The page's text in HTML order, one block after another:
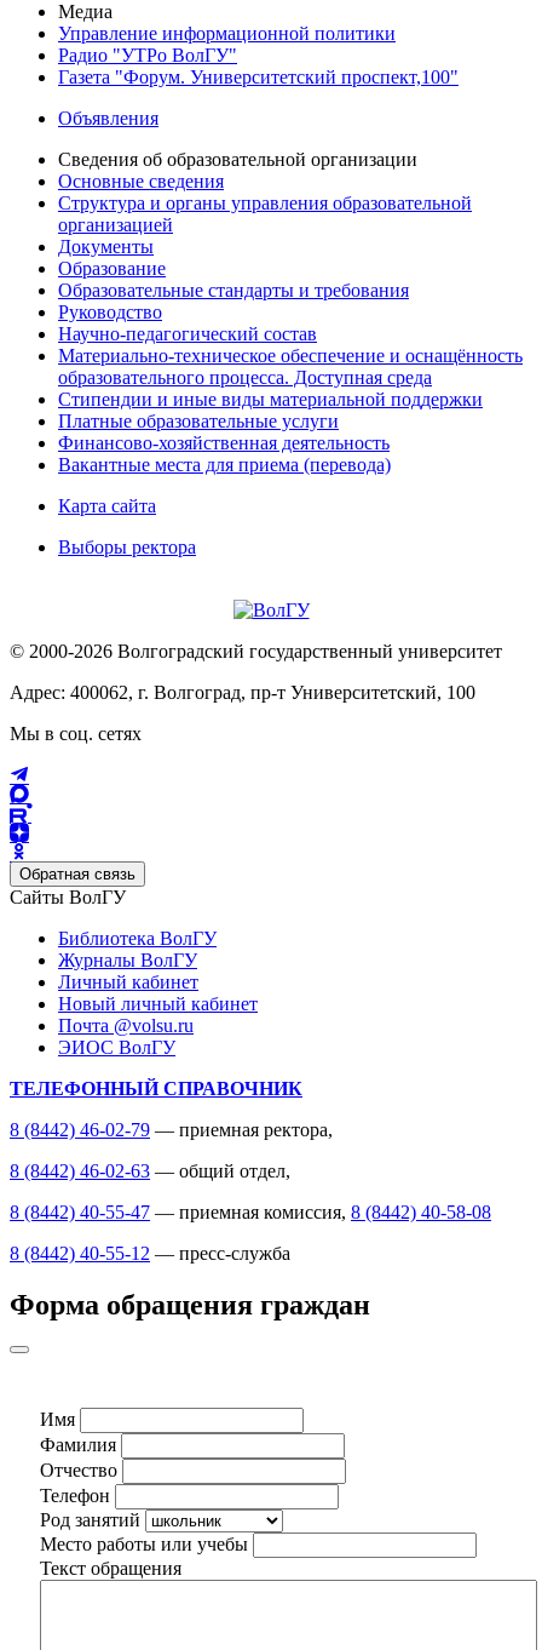
Медиа
Управление информационной политики
Радио "УТРо ВолГУ"
Газета "Форум. Университетский проспект,100"
Объявления
Сведения об образовательной организации
Основные сведения
Структура и органы управления образовательной
организацией
Документы
Образование
Образовательные стандарты и требования
Руководство
Научно-педагогический состав
Материально-техническое обеспечение и оснащённость
образовательного процесса. Доступная среда
Стипендии и иные виды материальной поддержки
Платные образовательные услуги
Финансово-хозяйственная деятельность
Вакантные места для приема (перевода)
Карта сайта
Выборы ректора
© 2000-2026 Волгоградский государственный университет
Адрес: 400062, г. Волгоград, пр-т Университетский, 100
Мы в соц. сетях
Обратная связь
Сайты ВолГУ
Библиотека ВолГУ
Журналы ВолГУ
Личный кабинет
Новый личный кабинет
Почта @volsu.ru
ЭИОС ВолГУ
ТЕЛЕФОННЫЙ СПРАВОЧНИК
8 (8442) 46-02-79 — приемная ректора,
8 (8442) 46-02-63 — общий отдел,
8 (8442) 40-55-47 — приемная комиссия, 8 (8442) 40-58-08
8 (8442) 40-55-12 — пресс-служба
Форма обращения граждан
Имя
Фамилия
Отчество
Телефон
Род занятий
Место работы или учебы
Текст обращения